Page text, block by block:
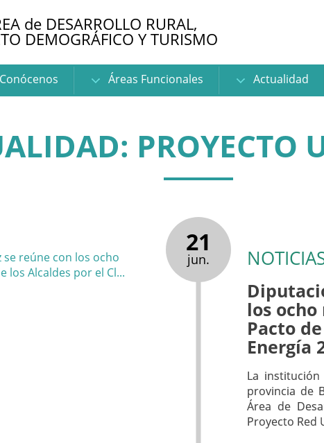
de DESARROLLO RURAL,
DEMOGRÁFICO Y TURISMO
Conócenos Áreas Funcionales Actualidad
PROYECTO
21
jun.
los
Pacto
Energía
La
provincia de
Área de
Proyecto Red